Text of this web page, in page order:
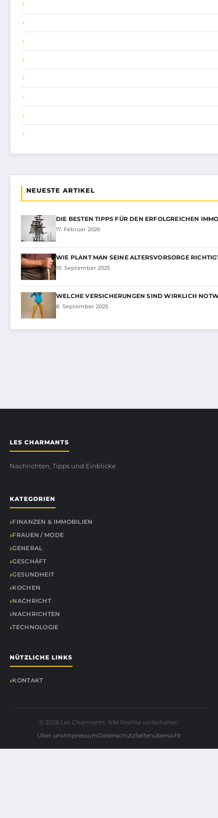
NEUESTE ARTIKEL
DIE BESTEN TIPPS FÜR DEN ERFOLGREICHEN
17. Februar 2026
WIE PLANT MAN SEINE ALTERSVORSORGE
19. September 2025
WELCHE VERSICHERUNGEN SIND WIRKLICH
8. September 2025
LES CHARMANTS
Nachrichten, Tipps und Einblicke
KATEGORIEN
FINANZEN & IMMOBILIEN
FRAUEN / MODE
GENERAL
GESCHÄFT
GESUNDHEIT
KOCHEN
NACHRICHT
NACHRICHTEN
TECHNOLOGIE
NÜTZLICHE LINKS
KONTAKT
© 2026 Les Charmants. Alle Rechte vorbehalten.
Über unsImpressumDatenschutzSeitenübersicht